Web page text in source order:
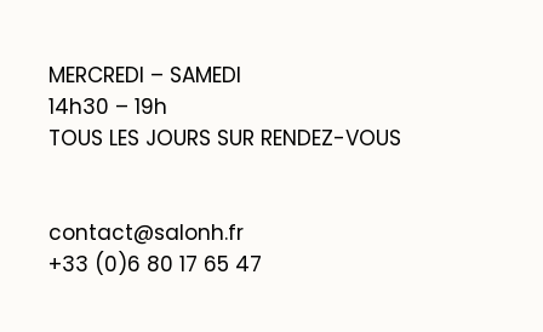
MERCREDI – SAMEDI
14h30 – 19h
TOUS LES JOURS SUR RENDEZ-VOUS
contact@salonh.fr
+33 (0)6 80 17 65 47